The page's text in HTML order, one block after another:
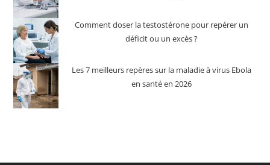
Comment doser la testostérone pour repérer un
déficit ou un excès ?
Les 7 meilleurs repères sur la maladie à virus Ebola
en santé en 2026